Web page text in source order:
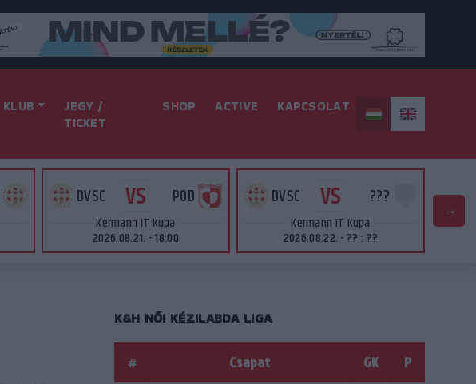
KLUB
JEGY /
TICKET
SHOP ACTIVE KAPCSOLAT
DVSC VS POD
Kermann IT Kupa
2026.08.21. - 18:00
DVSC VS ???
Kermann IT Kupa
2026.08.22. - ?? : ??
K&H NŐI KÉZILABDA LIGA
# Csapat GK P